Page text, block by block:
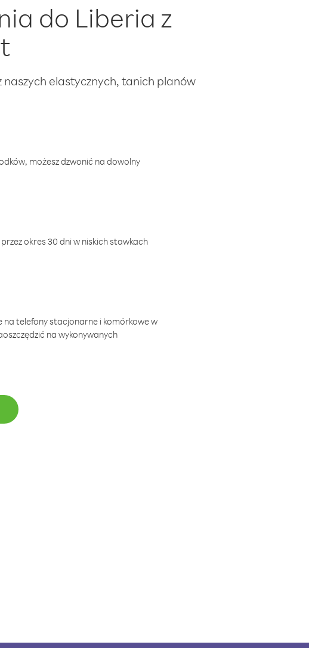
do Liberia z
naszych elastycznych, tanich planów
możesz dzwonić na dowolny
okres 30 dni w niskich stawkach
na telefony stacjonarne i komórkowe w
na wykonywanych